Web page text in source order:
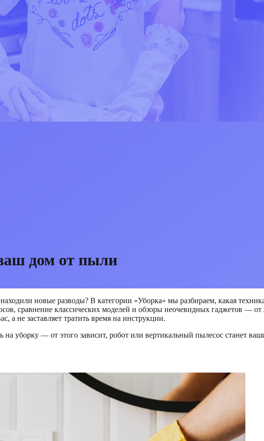
дом от пыли
новые разводы? В категории «Уборка» мы разбираем, какая
сравнение классических моделей и обзоры неочевидных гаджетов —
а не заставляет тратить время на инструкции.
на уборку — от этого зависит, робот или вертикальный пылесос станет